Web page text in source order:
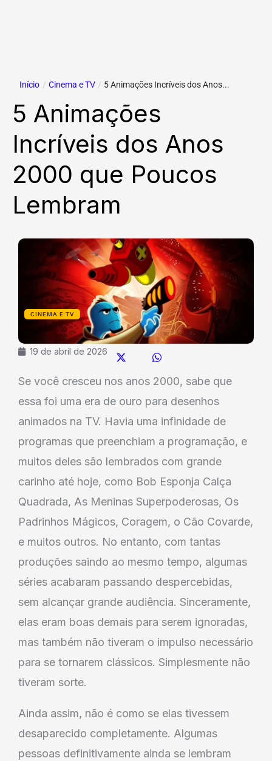
Início / Cinema e TV / 5 Animações Incríveis dos Anos...
5 Animações
Incríveis dos Anos
2000 que Poucos
Lembram
19 de abril de 2026
CINEMA E TV
Se você cresceu nos anos 2000, sabe que
essa foi uma era de ouro para desenhos
animados na TV. Havia uma infinidade de
programas que preenchiam a programação, e
muitos deles são lembrados com grande
carinho até hoje, como Bob Esponja Calça
Quadrada, As Meninas Superpoderosas, Os
Padrinhos Mágicos, Coragem, o Cão Covarde,
e muitos outros. No entanto, com tantas
produções saindo ao mesmo tempo, algumas
séries acabaram passando despercebidas,
sem alcançar grande audiência. Sinceramente,
elas eram boas demais para serem ignoradas,
mas também não tiveram o impulso necessário
para se tornarem clássicos. Simplesmente não
tiveram sorte.
Ainda assim, não é como se elas tivessem
desaparecido completamente. Algumas
pessoas definitivamente ainda se lembram